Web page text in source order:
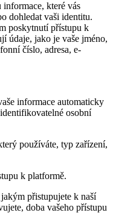
které vás
dohledat vaši identitu.
poskytnutí přístupu k
údaje, jako je vaše jméno,
číslo, adresa, e-
informace automaticky
osobní
používáte, typ zařízení,
k platformě.
přistupujete k naší
doba vašeho přístupu